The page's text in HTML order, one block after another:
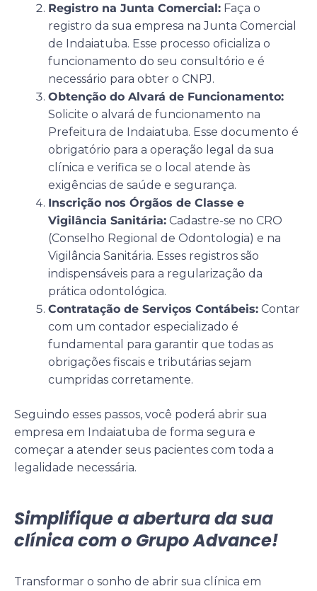
Registro na Junta Comercial: Faça o
registro da sua empresa na Junta Comercial
de Indaiatuba. Esse processo oficializa o
funcionamento do seu consultório e é
necessário para obter o CNPJ.
Obtenção do Alvará de Funcionamento:
Solicite o alvará de funcionamento na
Prefeitura de Indaiatuba. Esse documento é
obrigatório para a operação legal da sua
clínica e verifica se o local atende às
exigências de saúde e segurança.
Inscrição nos Órgãos de Classe e
Vigilância Sanitária: Cadastre-se no CRO
(Conselho Regional de Odontologia) e na
Vigilância Sanitária. Esses registros são
indispensáveis para a regularização da
prática odontológica.
Contratação de Serviços Contábeis: Contar
com um contador especializado é
fundamental para garantir que todas as
obrigações fiscais e tributárias sejam
cumpridas corretamente.
Seguindo esses passos, você poderá abrir sua
empresa em Indaiatuba de forma segura e
começar a atender seus pacientes com toda a
legalidade necessária.
Simplifique a abertura da sua
clínica com o Grupo Advance!
Transformar o sonho de abrir sua clínica em